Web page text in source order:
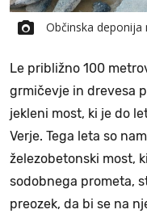
Občinska deponija
Le približno 100
grmičevje in drevesa
jekleni most, ki je do
Verje. Tega leta so
železobetonski most,
sodobnega prometa,
preozek, da bi se na